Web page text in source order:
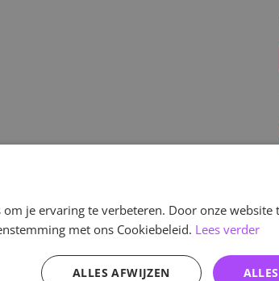
Specificaties
je ervaring te verbeteren. Door onze website
met ons Cookiebeleid. Lees verder
ALLES AFWIJZEN